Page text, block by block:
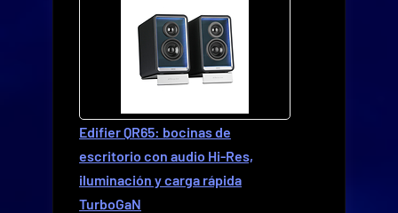
Edifier QR65: bocinas de
escritorio con audio Hi-Res,
iluminación y carga rápida
TurboGaN